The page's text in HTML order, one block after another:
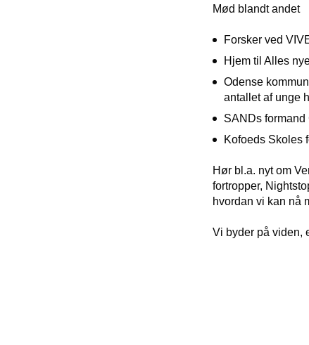
Mød blandt andet
Forsker ved
Hjem til Alles
Odense
antallet af unge
SANDs formand
Kofoeds Skoles
Hør bl.a. nyt om
fortropper,
hvordan vi kan nå
Vi byder på viden,